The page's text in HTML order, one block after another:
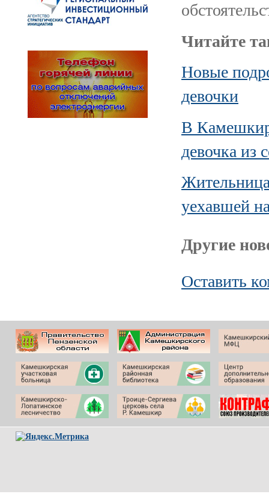
Читайте
Новые
девочки
В
девочка из
уехавшей
Другие
Оставить